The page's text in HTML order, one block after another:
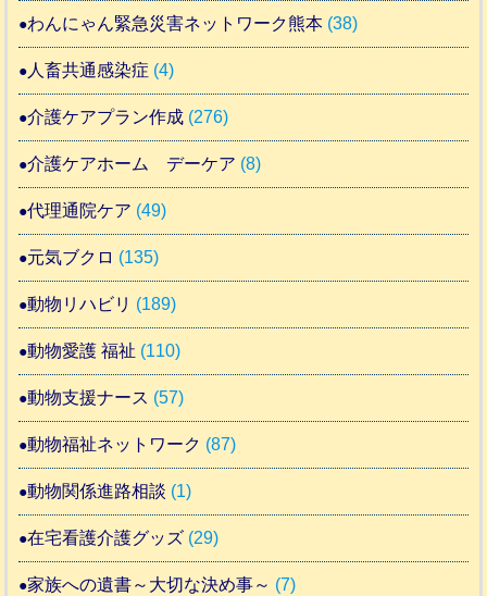
わんにゃん緊急災害ネットワーク熊本 (38)
人畜共通感染症 (4)
介護ケアプラン作成 (276)
介護ケアホーム デーケア (8)
代理通院ケア (49)
元気ブクロ (135)
動物リハビリ (189)
動物愛護 福祉 (110)
動物支援ナース (57)
動物福祉ネットワーク (87)
動物関係進路相談 (1)
在宅看護介護グッズ (29)
家族への遺書～大切な決め事～ (7)